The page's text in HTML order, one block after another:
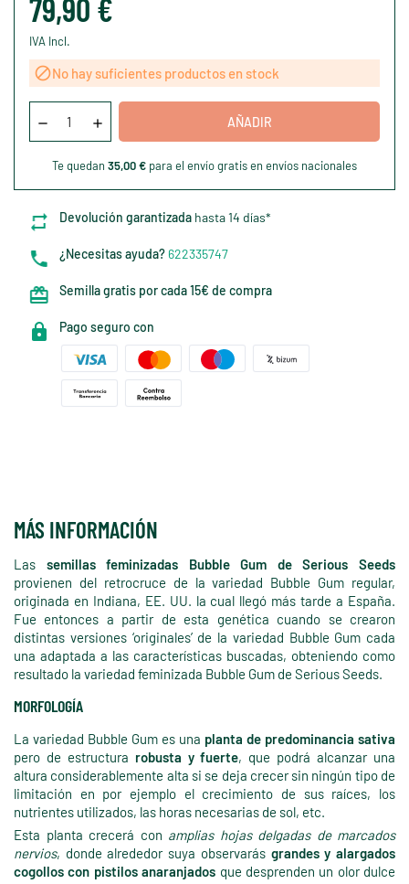
79,90 €
IVA Incl.
No hay suficientes productos en stock
AÑADIR
Te quedan 35,00 € para el envío gratis en envíos nacionales
Devolución garantizada hasta 14 días*
¿Necesitas ayuda?622335747
Semilla gratis por cada 15€ de compra
Pago seguro con
MÁS INFORMACIÓN
Las semillas feminizadas Bubble Gum de Serious Seeds
provienen del retrocruce de la variedad Bubble Gum regular,
originada en Indiana, EE. UU. la cual llegó más tarde a España.
Fue entonces a partir de esta genética cuando se crearon
distintas versiones ‘originales’ de la variedad Bubble Gum cada
una adaptada a las características buscadas, obteniendo como
resultado la variedad feminizada Bubble Gum de Serious Seeds.
MORFOLOGÍA
La variedad Bubble Gum es una planta de predominancia sativa
pero de estructura robusta y fuerte, que podrá alcanzar una
altura considerablemente alta si se deja crecer sin ningún tipo de
limitación en por ejemplo el crecimiento de sus raíces, los
nutrientes utilizados, las horas necesarias de sol, etc.
Esta planta crecerá con amplias hojas delgadas de marcados
nervios, donde alrededor suya observarás grandes y alargados
cogollos con pistilos anaranjados que desprenden un olor dulce